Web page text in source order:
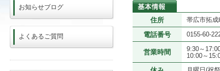
住所 帯広市拓
電話番号 0155-60-
営業時間
9:30～
10:00～
お知らせブログ
よくあるご質問